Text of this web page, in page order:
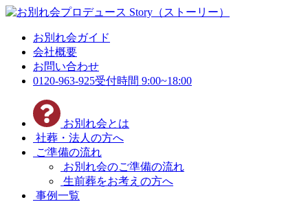
お別れ会ガイド
会社概要
お問い合わせ
0120-963-925受付時間 9:00~18:00
お別れ会とは
社葬・法人の方へ
ご準備の流れ
お別れ会のご準備の流れ
生前葬をお考えの方へ
事例一覧